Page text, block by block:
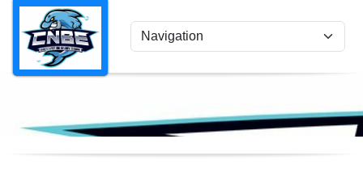
Panneau de gestion des cookies